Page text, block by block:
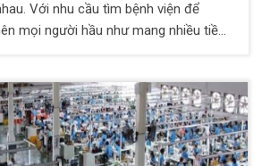
Với nhu cầu tìm bệnh viện để
mọi người hầu như mang nhiều tiền
tạp, cho nên các khu vực bệnh viện
an ninh, bảo vệ để đảm bảo an